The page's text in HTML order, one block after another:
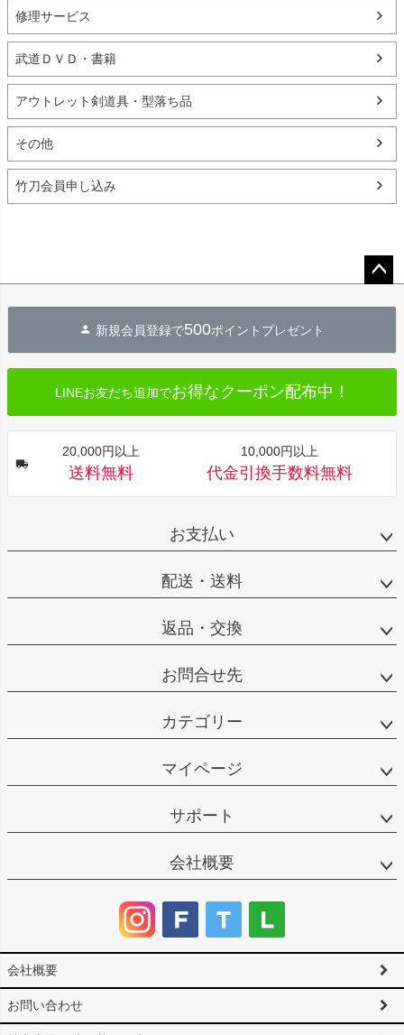
修理サービス
武道ＤＶＤ・書籍
アウトレット剣道具・型落ち品
その他
竹刀会員申し込み
へ
新規会員登録で500ポイントプレゼント
LINEお友だち追加でお得なクーポン配布中！
20,000円以上
送料無料
10,000円以上
代金引換手数料無料
お支払い
配送・送料
返品・交換
お問合せ先
カテゴリー
マイページ
サポート
会社概要
会社概要
お問い合わせ